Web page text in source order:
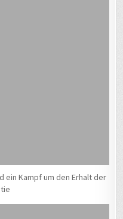
ein Kampf um den Erhalt der